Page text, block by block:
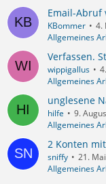
Email-Abruf
KBommer
4.
Allgemeines
Verfassen.
wippigallus
Allgemeines
unglesene
hilfe
9.
Allgemeines
2 Konten
sniffy
21.
Allgemeines